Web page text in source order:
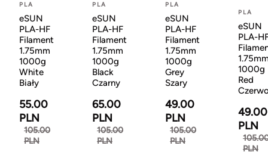
PLA
eSUN
PLA-HF
Filament
1.75mm
1000g
White
Biały
55.00
PLN
105.00
PLN
PLA
eSUN
PLA-HF
Filament
1.75mm
1000g
Black
Czarny
65.00
PLN
105.00
PLN
PLA
eSUN
PLA-HF
Filament
1.75mm
1000g
Grey
Szary
49.00
PLN
105.00
PLN
PLA
eSUN
PLA-
1000g
Red
49.00
PLN
PLN